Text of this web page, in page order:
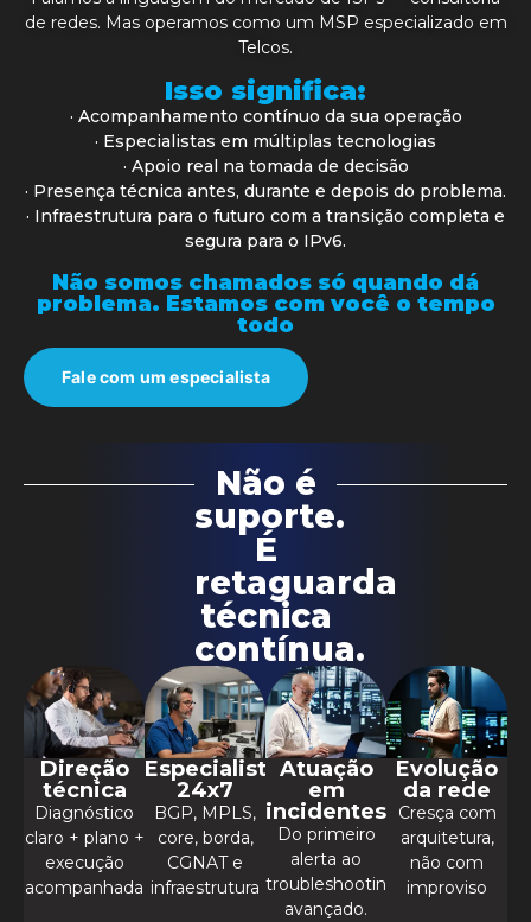
de redes. Mas operamos como um MSP especializado em
Telcos.
Isso significa:
· Acompanhamento contínuo da sua operação
· Especialistas em múltiplas tecnologias
· Apoio real na tomada de decisão
· Presença técnica antes, durante e depois do problema.
· Infraestrutura para o futuro com a transição completa e
segura para o IPv6.
Não somos chamados só quando dá
problema. Estamos com você o tempo
todo
Fale com um especialista
Não é
suporte.
É
retaguarda
técnica
contínua.
Direção
técnica
Diagnóstico
claro + plano +
execução
acompanhada
Especialistas
24x7
BGP, MPLS,
core, borda,
CGNAT e
infraestrutura
Atuação
em
incidentes
Do primeiro
alerta ao
troubleshooting
avançado.
Evolução
da rede
Cresça com
arquitetura,
não com
improviso